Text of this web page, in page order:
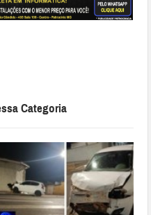
Categoria